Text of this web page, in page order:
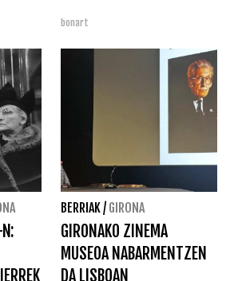
bonart
BERRIAK/ GIRONA
GIRONAKO ZINEMA
MUSEOA NABARMENTZEN
DA LISBOAN